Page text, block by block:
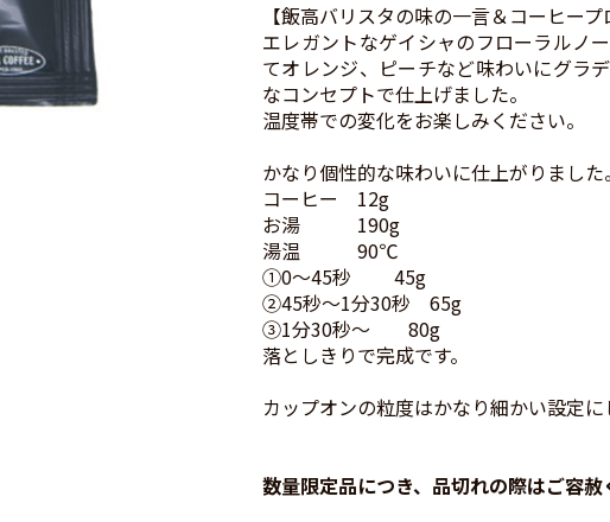
【飯高バリスタの味の一言＆コーヒープ
エレガントなゲイシャのフローラルノ
てオレンジ、ピーチなど味わいにグラ
なコンセプトで仕上げました。
温度帯での変化をお楽しみください。
かなり個性的な味わいに仕上がりました。
コーヒー 12g
お湯 190g
湯温 90℃
①0～45秒 45g
②45秒～1分30秒 65g
③1分30秒～ 80g
落としきりで完成です。
カップオンの粒度はかなり細かい設定に
数量限定品につき、品切れの際はご容赦